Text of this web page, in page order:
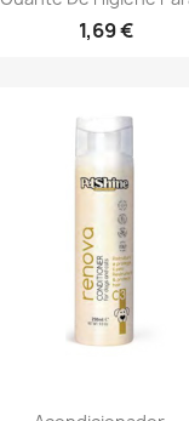
1,69 €